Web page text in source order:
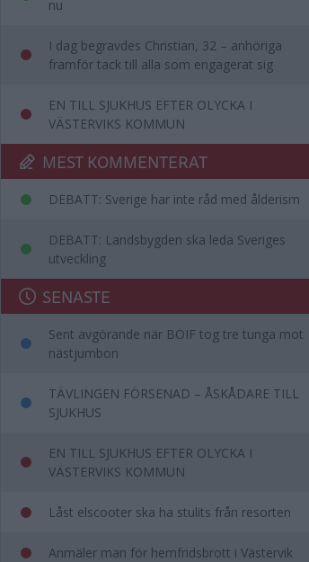
nu
I dag begravdes Christian, 32 – anhöriga
framför tack till alla som engagerat sig
EN TILL SJUKHUS EFTER OLYCKA I
VÄSTERVIKS KOMMUN
MEST KOMMENTERAT
DEBATT: Sverige har inte råd med ålderism
DEBATT: Landsbygden ska leda Sveriges
utveckling
SENASTE
Sent avgörande när BOIF tog tre tunga mot
nästjumbon
TÄVLINGEN FÖRSENAD – ÅSKÅDARE TILL
SJUKHUS
EN TILL SJUKHUS EFTER OLYCKA I
VÄSTERVIKS KOMMUN
Låst elscooter ska ha stulits från resorten
Anmäler man för hemfridsbrott i Västervik